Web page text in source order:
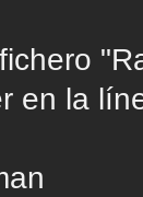
en la